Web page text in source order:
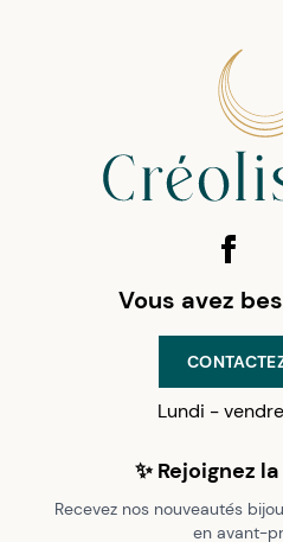
Vous avez
Lundi -
✨ Rejoignez
Recevez nos nouveautés
en avant-